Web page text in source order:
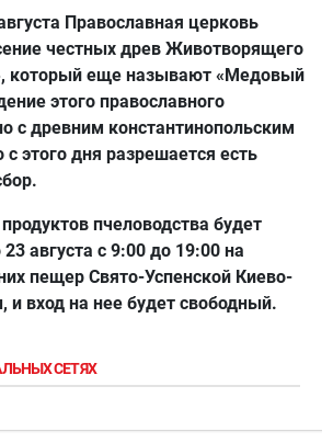
Православная церковь
честных древ Животворящего
который еще называют «Медовый
этого православного
с древним константинопольским
этого дня разрешается есть
пчеловодства будет
августа с 9:00 до 19:00 на
пещер Свято-Успенской Киево-
и вход на нее будет свободный.
СЕТЯХ